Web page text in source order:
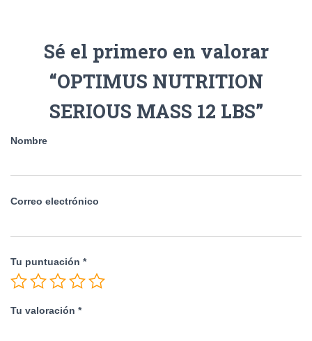
Sé el primero en valorar
“OPTIMUS NUTRITION
SERIOUS MASS 12 LBS”
Nombre
Correo electrónico
Tu puntuación *
Tu valoración *